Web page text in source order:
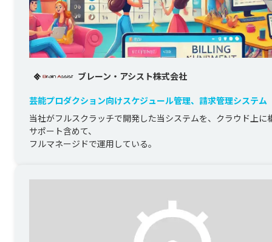
ブレーン・アシスト株式会社
芸能プロダクション向けスケジュール管理、請求管理システ
運用
当社がフルスクラッチで開発した当システムを、クラウド上に
サポート含めて、